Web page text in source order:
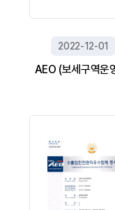
2022-12-01
AEO (보세구역운